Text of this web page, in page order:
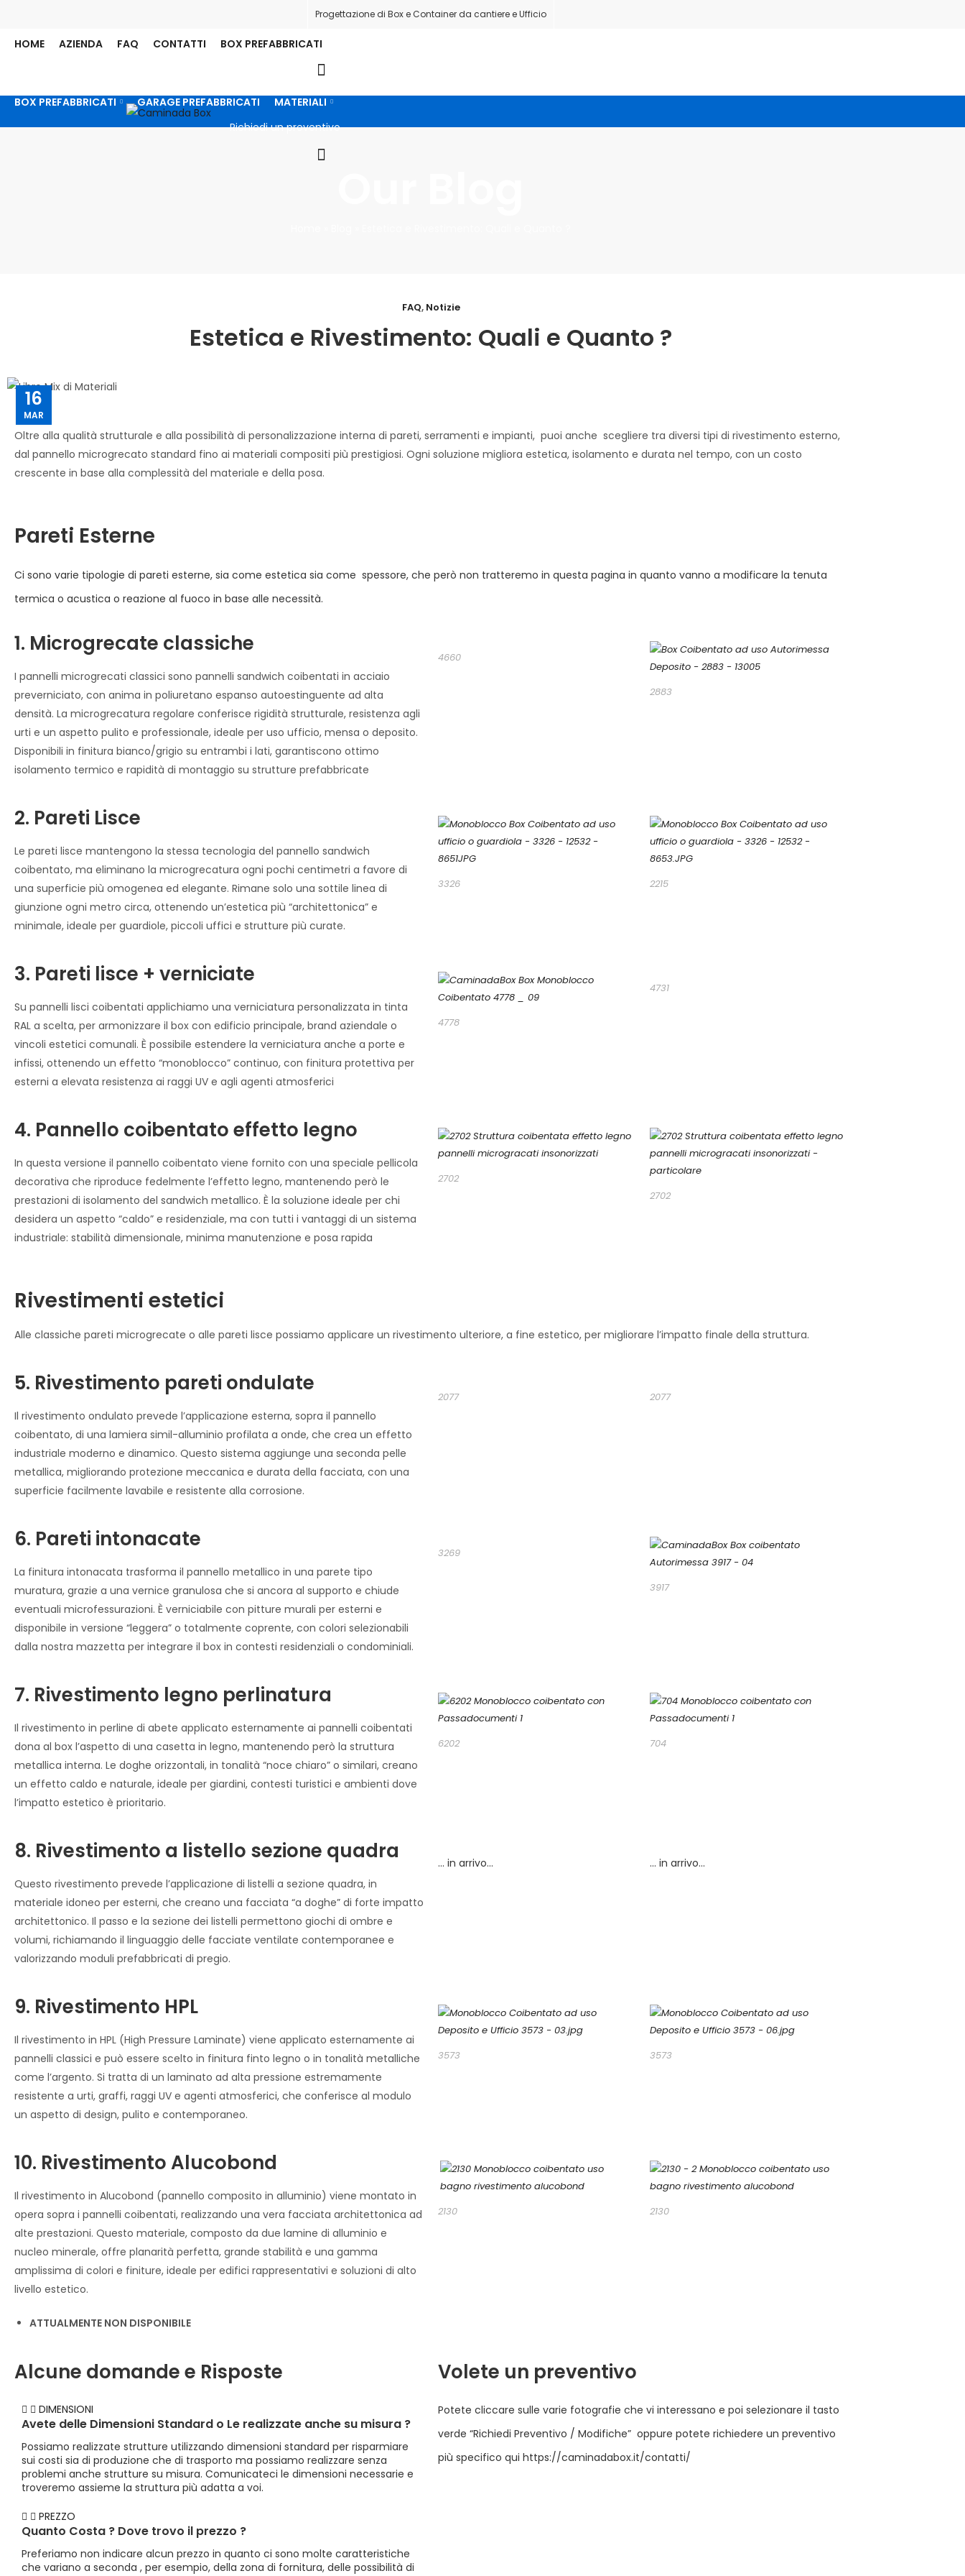
Progettazione di Box e Container da cantiere e Ufficio
HOME AZIENDA FAQ CONTATTI BOX PREFABBRICATI
BOX PREFABBRICATI GARAGE PREFABBRICATI
MATERIALI
Richiedi un preventivo
FAQ, Notizie
Estetica e Rivestimento: Quali e Quanto ?
16
MAR
Oltre alla qualità strutturale e alla possibilità di personalizzazione interna di pareti, serramenti e impianti, puoi anche scegliere tra diversi tipi di rivestimento esterno,
dal pannello microgrecato standard fino ai materiali compositi più prestigiosi. Ogni soluzione migliora estetica, isolamento e durata nel tempo, con un costo
crescente in base alla complessità del materiale e della posa.
Pareti Esterne
Ci sono varie tipologie di pareti esterne, sia come estetica sia come spessore, che però non tratteremo in questa pagina in quanto vanno a modificare la tenuta
termica o acustica o reazione al fuoco in base alle necessità.
1. Microgrecate classiche
I pannelli microgrecati classici sono pannelli sandwich coibentati in acciaio
preverniciato, con anima in poliuretano espanso autoestinguente ad alta
densità. La microgrecatura regolare conferisce rigidità strutturale, resistenza agli
urti e un aspetto pulito e professionale, ideale per uso ufficio, mensa o deposito.
Disponibili in finitura bianco/grigio su entrambi i lati, garantiscono ottimo
isolamento termico e rapidità di montaggio su strutture prefabbricate
4660
2883
2. Pareti Lisce
Le pareti lisce mantengono la stessa tecnologia del pannello sandwich
coibentato, ma eliminano la microgrecatura ogni pochi centimetri a favore di
una superficie più omogenea ed elegante. Rimane solo una sottile linea di
giunzione ogni metro circa, ottenendo un’estetica più “architettonica” e
minimale, ideale per guardiole, piccoli uffici e strutture più curate.
3326 2215
3. Pareti lisce + verniciate
Su pannelli lisci coibentati applichiamo una verniciatura personalizzata in tinta
RAL a scelta, per armonizzare il box con edificio principale, brand aziendale o
vincoli estetici comunali. È possibile estendere la verniciatura anche a porte e
infissi, ottenendo un effetto “monoblocco” continuo, con finitura protettiva per
esterni a elevata resistenza ai raggi UV e agli agenti atmosferici
4778
4731
4. Pannello coibentato effetto legno
In questa versione il pannello coibentato viene fornito con una speciale pellicola
decorativa che riproduce fedelmente l’effetto legno, mantenendo però le
prestazioni di isolamento del sandwich metallico. È la soluzione ideale per chi
desidera un aspetto “caldo” e residenziale, ma con tutti i vantaggi di un sistema
industriale: stabilità dimensionale, minima manutenzione e posa rapida
2702
2702
Rivestimenti estetici
Alle classiche pareti microgrecate o alle pareti lisce possiamo applicare un rivestimento ulteriore, a fine estetico, per migliorare l’impatto finale della struttura.
5. Rivestimento pareti ondulate
Il rivestimento ondulato prevede l’applicazione esterna, sopra il pannello
coibentato, di una lamiera simil-alluminio profilata a onde, che crea un effetto
industriale moderno e dinamico. Questo sistema aggiunge una seconda pelle
metallica, migliorando protezione meccanica e durata della facciata, con una
superficie facilmente lavabile e resistente alla corrosione.
2077 2077
6. Pareti intonacate
La finitura intonacata trasforma il pannello metallico in una parete tipo
muratura, grazie a una vernice granulosa che si ancora al supporto e chiude
eventuali microfessurazioni. È verniciabile con pitture murali per esterni e
disponibile in versione “leggera” o totalmente coprente, con colori selezionabili
dalla nostra mazzetta per integrare il box in contesti residenziali o condominiali.
3269
3917
7. Rivestimento legno perlinatura
Il rivestimento in perline di abete applicato esternamente ai pannelli coibentati
dona al box l’aspetto di una casetta in legno, mantenendo però la struttura
metallica interna. Le doghe orizzontali, in tonalità “noce chiaro” o similari, creano
un effetto caldo e naturale, ideale per giardini, contesti turistici e ambienti dove
l’impatto estetico è prioritario.
6202 704
8. Rivestimento a listello sezione quadra
Questo rivestimento prevede l’applicazione di listelli a sezione quadra, in
materiale idoneo per esterni, che creano una facciata “a doghe” di forte impatto
architettonico. Il passo e la sezione dei listelli permettono giochi di ombre e
volumi, richiamando il linguaggio delle facciate ventilate contemporanee e
valorizzando moduli prefabbricati di pregio.
… in arrivo… … in arrivo…
9. Rivestimento HPL
Il rivestimento in HPL (High Pressure Laminate) viene applicato esternamente ai
pannelli classici e può essere scelto in finitura finto legno o in tonalità metalliche
come l’argento. Si tratta di un laminato ad alta pressione estremamente
resistente a urti, graffi, raggi UV e agenti atmosferici, che conferisce al modulo
un aspetto di design, pulito e contemporaneo.
3573 3573
10. Rivestimento Alucobond
Il rivestimento in Alucobond (pannello composito in alluminio) viene montato in
opera sopra i pannelli coibentati, realizzando una vera facciata architettonica ad
alte prestazioni. Questo materiale, composto da due lamine di alluminio e
nucleo minerale, offre planarità perfetta, grande stabilità e una gamma
amplissima di colori e finiture, ideale per edifici rappresentativi e soluzioni di alto
livello estetico.
ATTUALMENTE NON DISPONIBILE
2130 2130
Alcune domande e Risposte
DIMENSIONI​
Avete delle Dimensioni Standard o Le realizzate anche su misura ?​
Possiamo realizzate strutture utilizzando dimensioni standard per risparmiare
sui costi sia di produzione che di trasporto ma possiamo realizzare senza
problemi anche strutture su misura. Comunicateci le dimensioni necessarie e
troveremo assieme la struttura più adatta a voi.
PREZZO
Quanto Costa ? Dove trovo il prezzo ?
Preferiamo non indicare alcun prezzo in quanto ci sono molte caratteristiche
che variano a seconda , per esempio, della zona di fornitura, delle possibilità di
Volete un preventivo
Potete cliccare sulle varie fotografie che vi interessano e poi selezionare il tasto
verde “Richiedi Preventivo / Modifiche” oppure potete richiedere un preventivo
più specifico qui https://caminadabox.it/contatti/